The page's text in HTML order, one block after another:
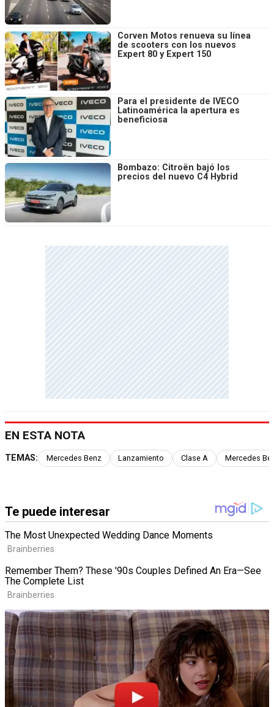
Corven Motos renueva su línea
de scooters con los nuevos
Expert 80 y Expert 150
Para el presidente de IVECO
Latinoamérica la apertura es
beneficiosa
Bombazo: Citroën bajó los
precios del nuevo C4 Hybrid
EN ESTA NOTA
TEMAS: Mercedes Benz Lanzamiento Clase A Mercedes